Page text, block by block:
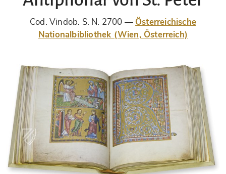
Cod. Vindob. S. N. 2700
Österreichische
Nationalbibliothek (Wien, Österreich)